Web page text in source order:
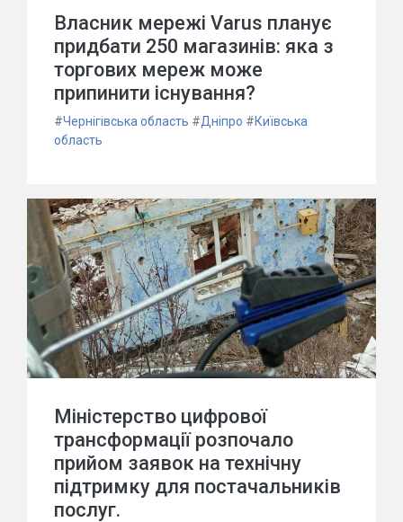
Власник мережі Varus планує
придбати 250 магазинів: яка з
торгових мереж може
припинити існування?
#Чернігівська область #Дніпро #Київська
область
Міністерство цифрової
трансформації розпочало
прийом заявок на технічну
підтримку для постачальників
послуг.